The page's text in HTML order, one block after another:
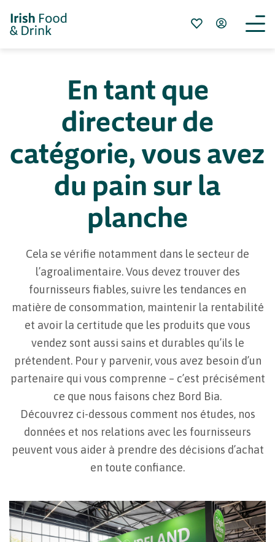
En tant que
directeur de
catégorie, vous avez
du pain sur la
planche
Cela se vérifie notamment dans le secteur de
l’agroalimentaire. Vous devez trouver des
fournisseurs fiables, suivre les tendances en
matière de consommation, maintenir la rentabilité
et avoir la certitude que les produits que vous
vendez sont aussi sains et durables qu’ils le
prétendent. Pour y parvenir, vous avez besoin d’un
partenaire qui vous comprenne – c’est précisément
ce que nous faisons chez Bord Bia.
Découvrez ci-dessous comment nos études, nos
données et nos relations avec les fournisseurs
peuvent vous aider à prendre des décisions d’achat
en toute confiance.